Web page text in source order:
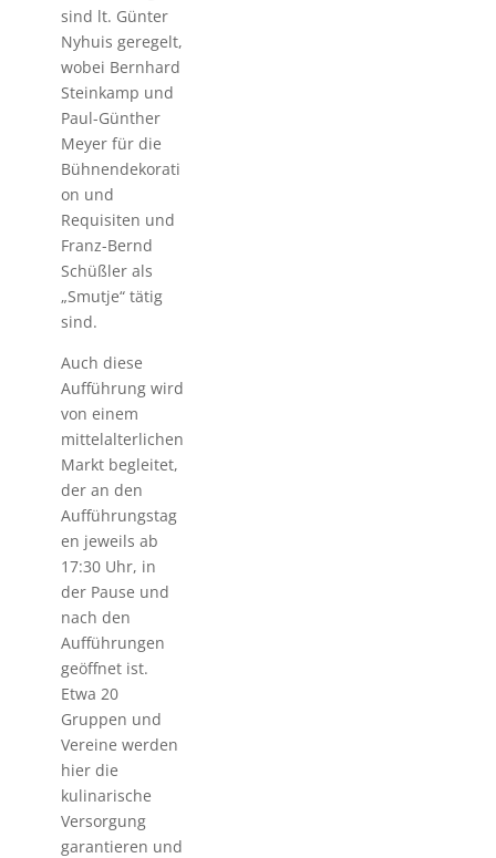
sind lt. Günter
Nyhuis geregelt,
wobei Bernhard
Steinkamp und
Paul-Günther
Meyer für die
Bühnendekorati
on und
Requisiten und
Franz-Bernd
Schüßler als
„Smutje“ tätig
sind.
Auch diese
Aufführung wird
von einem
mittelalterlichen
Markt begleitet,
der an den
Aufführungstag
en jeweils ab
17:30 Uhr, in
der Pause und
nach den
Aufführungen
geöffnet ist.
Etwa 20
Gruppen und
Vereine werden
hier die
kulinarische
Versorgung
garantieren und